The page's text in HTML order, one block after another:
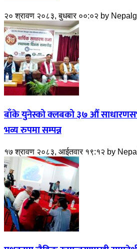
२० श्रावण २०८३, बुधबार ००:०२ by
बाँके युनेस्को क्लबको ३७ औं
भव्य रुपमा सम्पन्न
१७ श्रावण २०८३, आईतवार १९:१२ by